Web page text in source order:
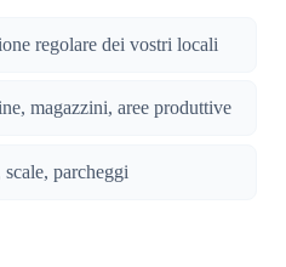
regolare dei vostri locali
magazzini, aree produttive
parcheggi